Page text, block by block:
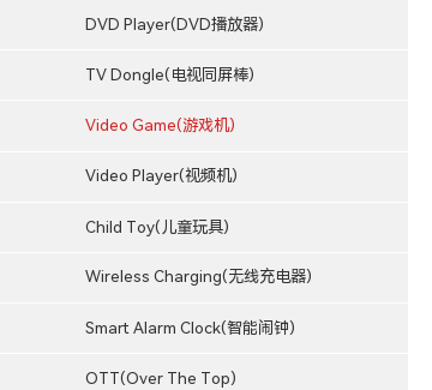
DVD Player(DVD播放器)
TV Dongle(电视同屏棒)
Video Game(游戏机)
Video Player(视频机)
Child Toy(儿童玩具)
Wireless Charging(无线充电器)
Smart Alarm Clock(智能闹钟)
OTT(Over The Top)